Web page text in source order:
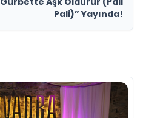
Pali)” Yayında!